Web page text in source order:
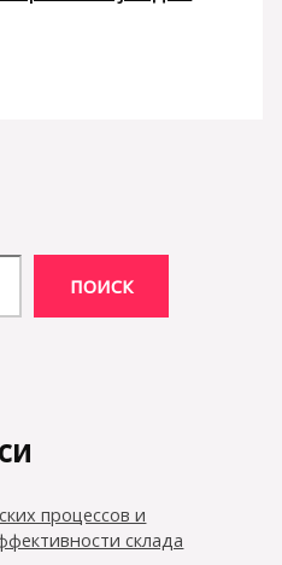
ПОИСК
процессов и
склада